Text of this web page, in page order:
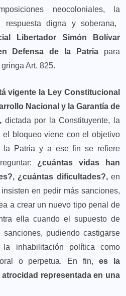
neocoloniales, la
respuesta digna y soberana,
Libertador Simón Bolívar
Defensa de la Patria para
Art. 825.
vigente la Ley Constitucional
Nacional y la Garantía de
dictada por la Constituyente, la
el bloqueo viene con el objetivo
la Patria y a ese fin se refiere
¿cuántas vidas han
¿cuántas dificultades?,en
en pedir más sanciones,
a crear un nuevo tipo penal de
ella cuando el supuesto de
pudiendo castigarse
inhabilitación política como
o perpetua. En fin,es la
representada en una